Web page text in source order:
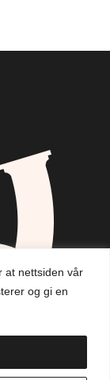
at nettsiden vår
og gi en